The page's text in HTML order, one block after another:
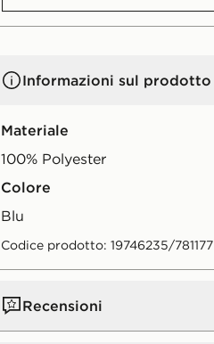
Informazioni sul prodotto
Materiale
100% Polyester
Colore
blu
Codice prodotto: 19746235/781177
Recensioni